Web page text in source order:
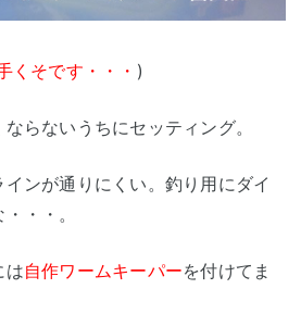
くそです・・・ )
らないうちにセッティング。
ンが通りにくい。釣り用にダイ
・・。
は自作ワームキーパーを付けてま